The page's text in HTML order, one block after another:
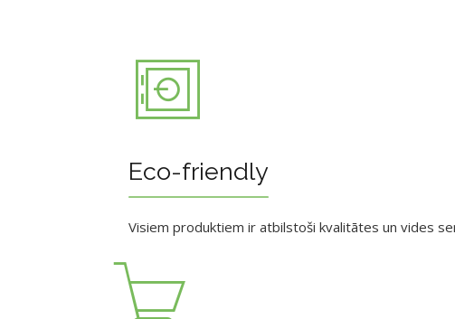
Eco-friendly
Visiem produktiem ir atbilstoši kvalitātes un vides